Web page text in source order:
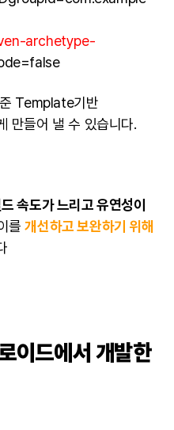
archetype-
Template기반
만들어 낼 수 있습니다.
속도가 느리고 유연성이
를개선하고 보완하기 위해
이드에서 개발한